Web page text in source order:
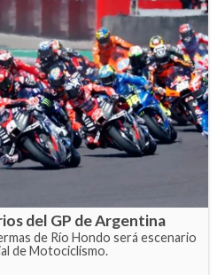
del GP de Argentina
de Río Hondo será escenario
de Motociclismo.